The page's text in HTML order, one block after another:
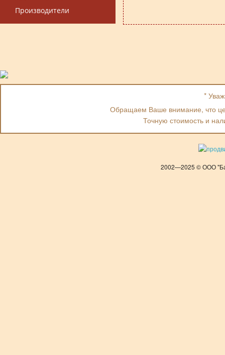
Производители
*
Обращаем Ваше внимание, что
Точную стоимость и
2002—2025 © ООО